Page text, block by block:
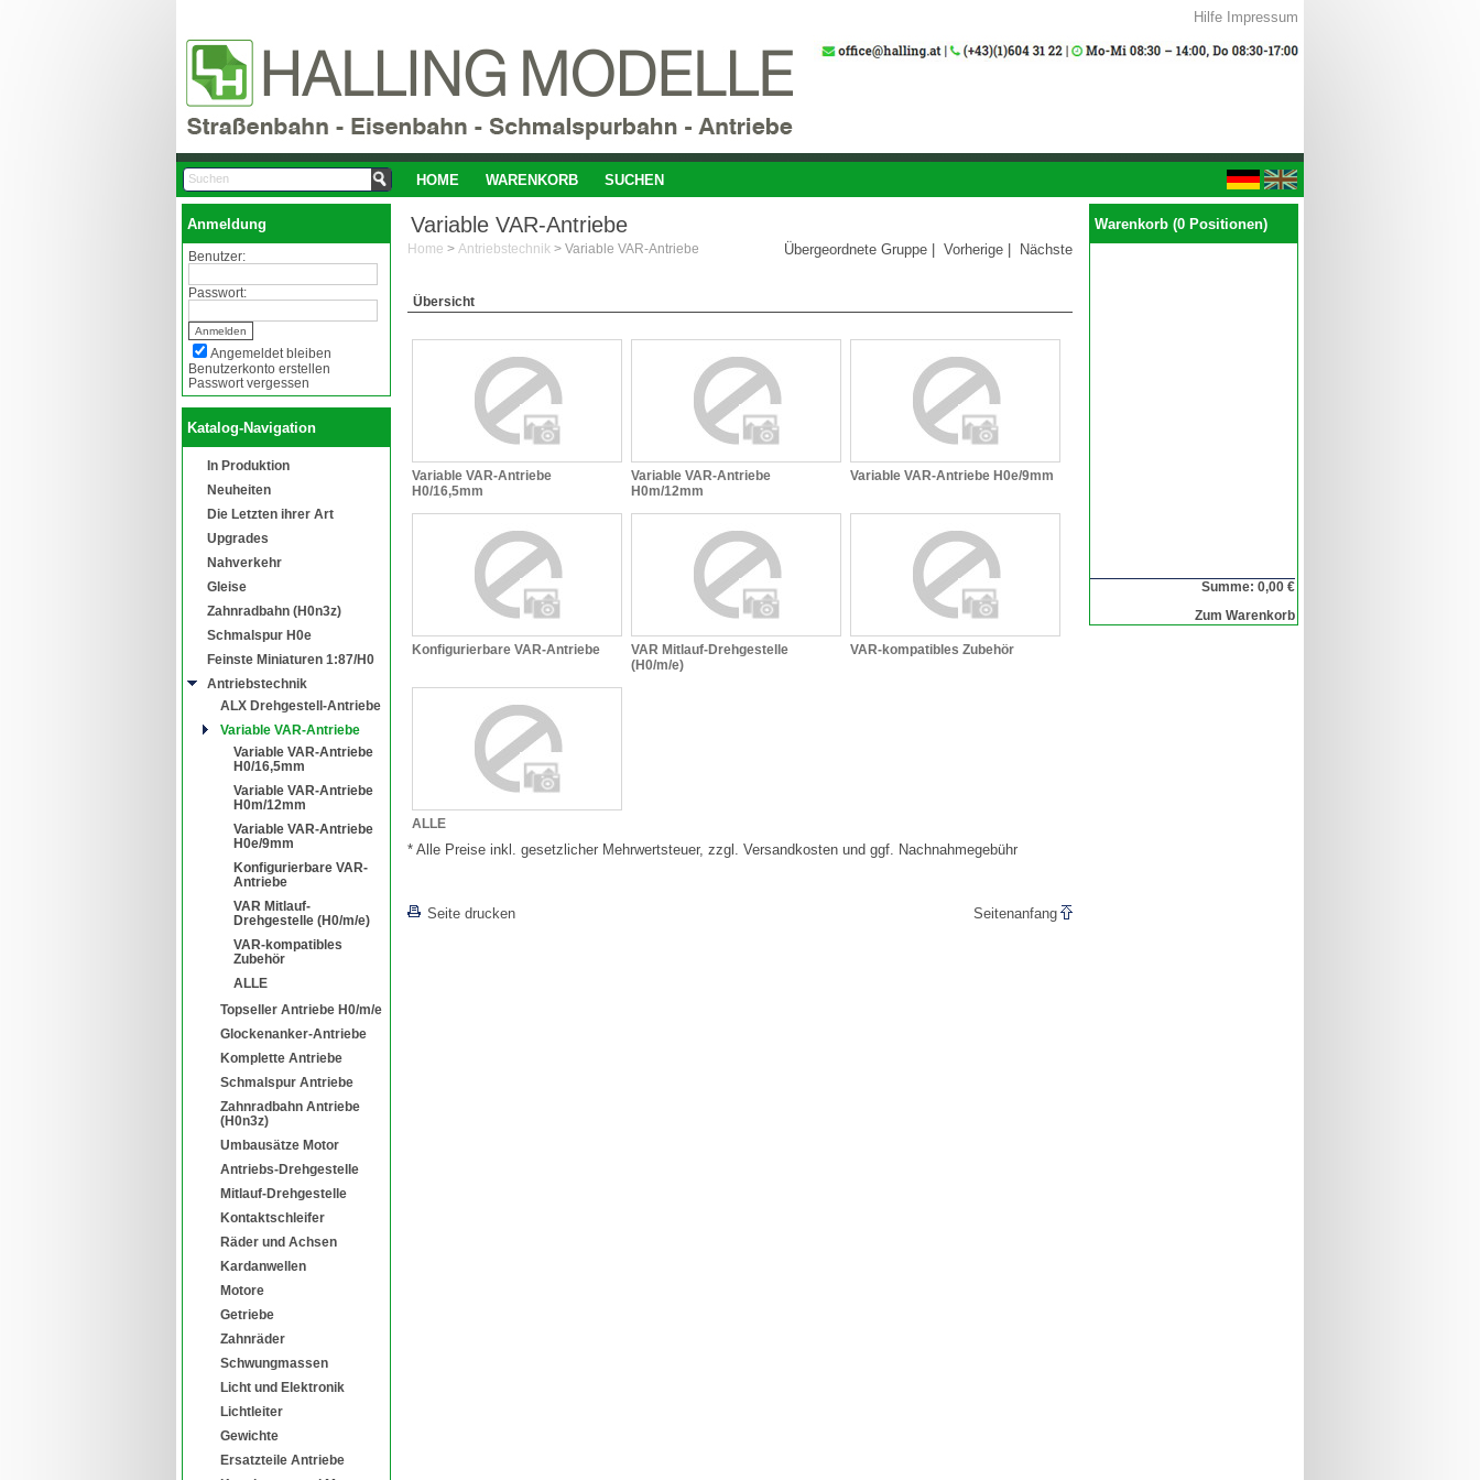
Hilfe Impressum
HOME WARENKORB SUCHEN
Anmeldung
Benutzer:
Passwort:
Angemeldet bleiben
Benutzerkonto erstellen
Passwort vergessen
Katalog-Navigation
In Produktion
Neuheiten
Die Letzten ihrer Art
Upgrades
Nahverkehr
Gleise
Zahnradbahn (H0n3z)
Schmalspur H0e
Feinste Miniaturen 1:87/H0
Antriebstechnik
ALX Drehgestell-Antriebe
Variable VAR-Antriebe
Variable VAR-Antriebe
H0/16,5mm
Variable VAR-Antriebe
H0m/12mm
Variable VAR-Antriebe
H0e/9mm
Konfigurierbare VAR-
Antriebe
VAR Mitlauf-
Drehgestelle (H0/m/e)
VAR-kompatibles
Zubehör
ALLE
Topseller Antriebe H0/m/e
Glockenanker-Antriebe
Komplette Antriebe
Schmalspur Antriebe
Zahnradbahn Antriebe
(H0n3z)
Umbausätze Motor
Antriebs-Drehgestelle
Mitlauf-Drehgestelle
Kontaktschleifer
Räder und Achsen
Kardanwellen
Motore
Getriebe
Zahnräder
Schwungmassen
Licht und Elektronik
Lichtleiter
Gewichte
Ersatzteile Antriebe
Warenkorb (0 Positionen)
Summe: 0,00 €
Zum Warenkorb
Variable VAR-Antriebe
Home > Antriebstechnik > Variable VAR-Antriebe Übergeordnete Gruppe Vorherige Nächste
Übersicht
Variable VAR-Antriebe
H0/16,5mm
Variable VAR-Antriebe
H0m/12mm
Variable VAR-Antriebe H0e/9mm
Konfigurierbare VAR-Antriebe
VAR Mitlauf-Drehgestelle
(H0/m/e)
VAR-kompatibles Zubehör
ALLE
* Alle Preise inkl. gesetzlicher Mehrwertsteuer, zzgl. Versandkosten und ggf. Nachnahmegebühr
Seite drucken Seitenanfang